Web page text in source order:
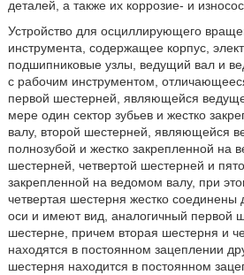
деталей, а также их коррозие- и
Устройство для осциллирующего
инструмента, содержащее корпус,
подшипниковые узлы, ведущий вал и
с рабочим инструментом,
первой шестерней, являющейся
мере один сектор зубьев и жестко
валу, второй шестерней, являющейся
полнозубой и жестко закрепленной на
шестерней, четвертой шестерней и
закрепленной на ведомом валу, при
четвертая шестерня жестко соединены
оси и имеют вид, аналогичный первой
шестерне, причем вторая шестерня и
находятся в постоянном зацеплении
шестерня находится в постоянном